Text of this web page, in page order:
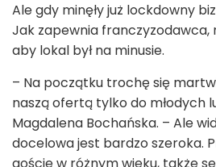
Ale gdy minęły już lockdowny
Jak zapewnia franczyzodawca,
aby lokal był na minusie.
– Na początku trochę się
naszą ofertą tylko do młodych
Magdalena Bochańska. – Ale
docelowa jest bardzo szeroka.